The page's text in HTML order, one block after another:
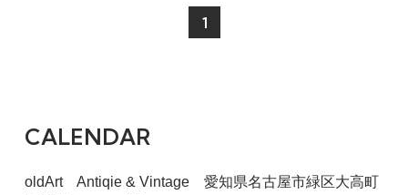
1
CALENDAR
oldArt Antiqie & Vintage 愛知県名古屋市緑区大高町